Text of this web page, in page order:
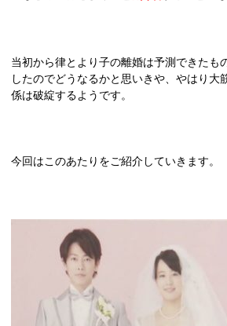
当初から律とより子の離婚は予測できたも
したのでどうなるかと思いきや、やはり大
係は破綻するようです。
今回はこのあたりをご紹介していきます。